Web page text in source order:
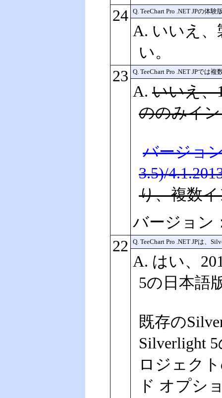
24 Q. TeeChart Pro .NET JPの体
A. いいえ
い。
23
Q. TeeChart Pro .NET JPでは
A. いいえ、
ののみイ
バージョン
3.5)/
り、複数
バージョン
22
Q. TeeChart Pro .NET JPは、
A. はい、
5の日本語
既存の
Silverlight
ロジェク
ド オプシ